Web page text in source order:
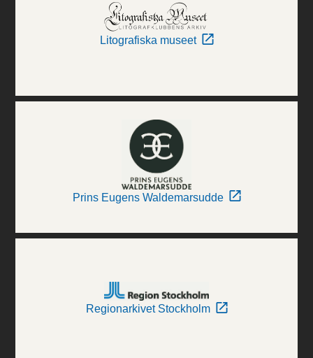
Litografiska museet
Prins Eugens Waldemarsudde
Regionarkivet Stockholm